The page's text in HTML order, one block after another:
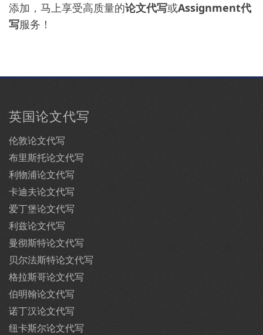
添加，马上享受高质量的论文代写或Assignment代
写服务！
英国论文代写
伦敦论文代写
布里斯托论文代写
利物浦论文代写
卡迪夫论文代写
爱丁堡论文代写
利兹论文代写
曼彻斯特论文代写
贝尔法斯特论文代写
格拉斯哥论文代写
伯明翰论文代写
诺丁汉论文代写
纽卡斯尔论文代写